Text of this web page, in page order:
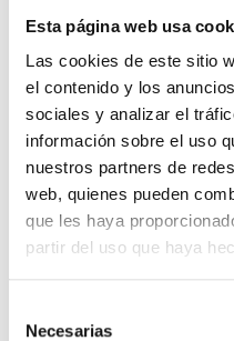
Esta página web usa
Las cookies de este sitio
el contenido y los
sociales y analizar el
información sobre el uso
nuestros partners de
web, quienes pueden
que les haya
partir del uso que haya
Necesarias
CRM
Losbeneficios de
múltiples y de gran
que puedes hacer con